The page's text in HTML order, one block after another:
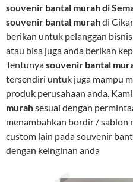
souvenir bantal murah di
souvenir bantal murahdi
berikan untuk pelanggan
atau bisa juga anda berikan
Tentunyasouvenir bantal
tersendiri untuk juga mampu
produk perusahaan anda.
murahsesuai dengan
menambahkan bordir / sablon
custom lain pada souvenir
dengan keinginan anda